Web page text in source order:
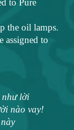
to Pure
the oil lamps.
assigned to
như lời
nào vay!